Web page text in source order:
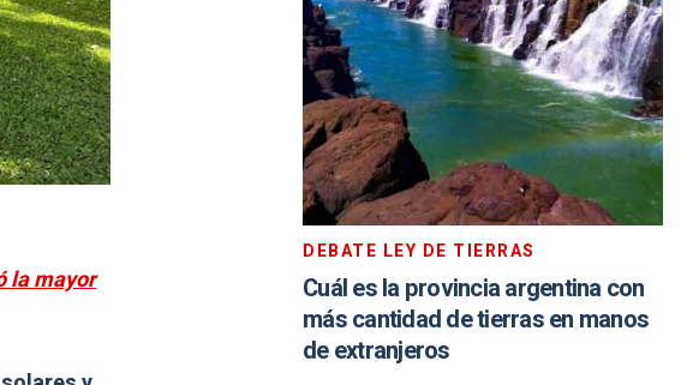
la mayor
DEBATE LEY DE TIERRAS
Cuál es la provincia argentina con
más cantidad de tierras en manos
de extranjeros